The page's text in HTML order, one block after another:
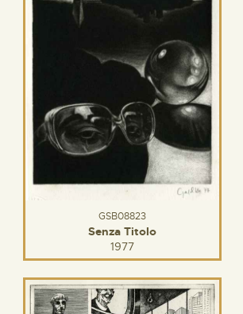
GSB08823
Senza Titolo
1977